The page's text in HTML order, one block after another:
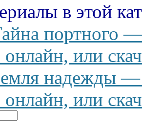
в этой
портного
или
надежды —
или